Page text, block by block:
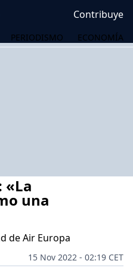
Contribuye
PERIODISMO ECONOMÍA
«La
una
de Air Europa
15 Nov 2022 - 02:19 CET